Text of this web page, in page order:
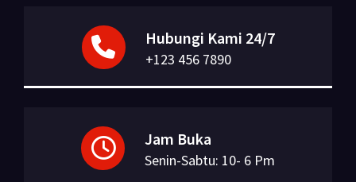
Hubungi Kami 24/7
+123 456 7890
Jam Buka
Senin-Sabtu: 10- 6 Pm